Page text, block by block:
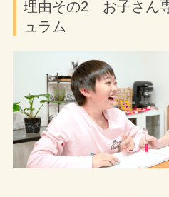
理由その2 お子さん
ュラム